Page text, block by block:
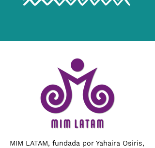
MIM LATAM, fundada por Yahaira Osiris,